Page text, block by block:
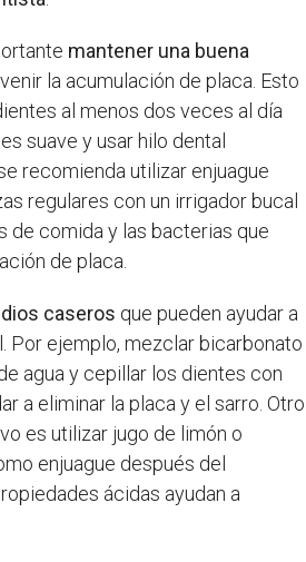
mantener una buena
la acumulación de placa. Esto
al menos dos veces al día
suave y usar hilo dental
recomienda utilizar enjuague
regulares con un irrigador bucal
de comida y las bacterias que
de placa.
caseros que pueden ayudar a
Por ejemplo, mezclar bicarbonato
agua y cepillar los dientes con
a eliminar la placa y el sarro. Otro
es utilizar jugo de limón o
enjuague después del
ácidas ayudan a